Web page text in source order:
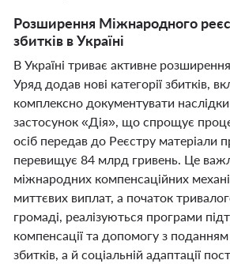
Розширення Міжнародного
збитків в Україні
В Україні триває активне
Уряд додав нові категорії збитків,
комплексно документувати
застосунок «Дія», що спрощує
осіб передав до Реєстру матеріали
перевищує 84 млрд гривень. Це
міжнародних компенсаційних
миттєвих виплат, а початок
громаді, реалізуються програми
компенсації та допомогу з
збитків, а й соціальній адаптації